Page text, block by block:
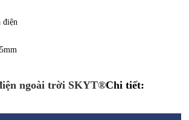
điện
ngoài trời SKYT®Chi tiết: